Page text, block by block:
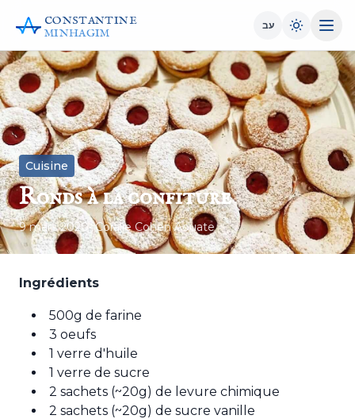
CONSTANTINE
MINHAGIM
עב
Cuisine
Ronds à la confiture
9 mars 2020• Coralie Cohen Aouate
Ingrédients
500g de farine
3 oeufs
1 verre d'huile
1 verre de sucre
2 sachets (~20g) de levure chimique
2 sachets (~20g) de sucre vanille